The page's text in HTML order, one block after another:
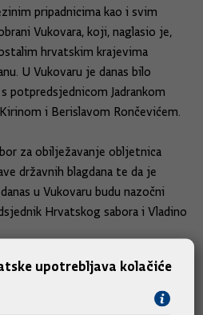
pripadnicima kao i svim
Vukovara, koji, naglasio je,
hrvatskim krajevima
U Vukovaru je danas bilo
potpredsjednicom Jadrankom
i Berislavom Rončevićem.
za obilježavanje obljetnica
državnih blagdana te da je
u Vukovaru budu nazočni
Hrvatskog sabora i Vladino
oko toga gdje, tko i kada treba
upotrebljava kolačiće